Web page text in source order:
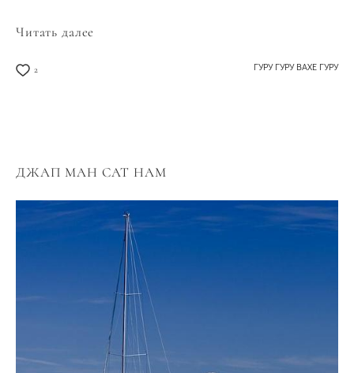
Читать далее
2 ГУРУ ГУРУ ВАХЕ ГУРУ
ДЖАП МАН САТ НАМ